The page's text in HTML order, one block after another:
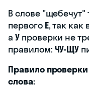
В слове "щебечут"
первого Е, так как
а Упроверки не
правилом: ЧУ-ЩУ
Правило
слова: